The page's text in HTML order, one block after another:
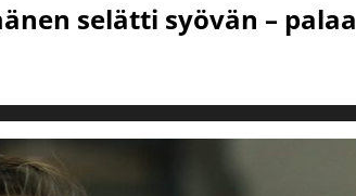
selätti syövän – palaa